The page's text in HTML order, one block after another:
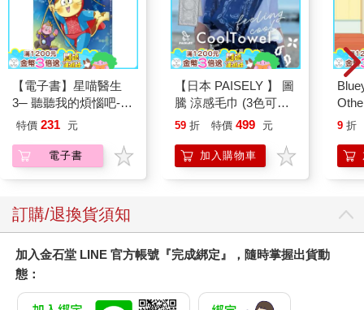
【電子書】星喵醫生
3─ 聽聽我的煩惱吧-實
現自我
特價 231 元
電子書
【日本 PAISELY 】 圖
騰 涼感毛巾 (3色可選)
涼感毛巾 涼感巾 冰涼
毛巾
59 折 特價 499 元
加入購物車
9 折
訂購/退換貨須知
加入金石堂 LINE 官方帳號『完成綁定』，隨時掌握出貨動
態：